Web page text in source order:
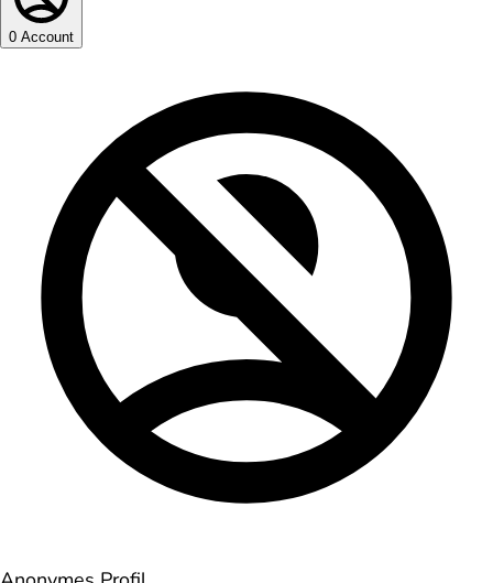
0 Account